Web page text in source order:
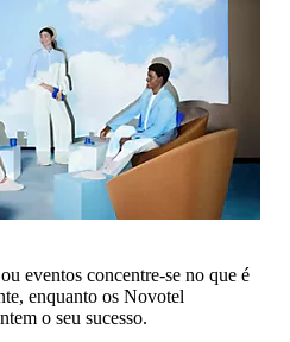
eventos concentre-se no que é
enquanto os Novotel
o seu sucesso.